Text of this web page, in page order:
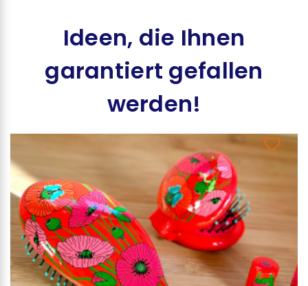
Ideen, die Ihnen
garantiert gefallen
werden!